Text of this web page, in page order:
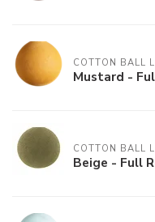
COTTON BALL
Mustard -
COTTON BALL
Beige - Full